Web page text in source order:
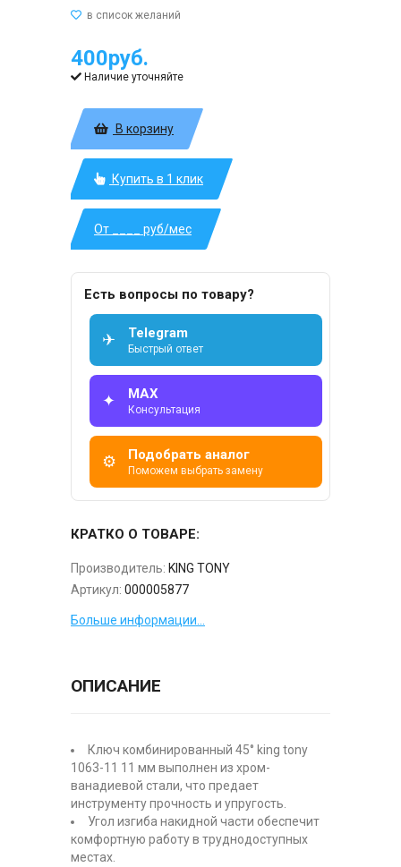
400руб.
Наличие уточняйте
В корзину
Купить в 1 клик
От ____ руб/мес
Есть вопросы по товару?
✈ Telegram
Быстрый ответ
✦ MAX
Консультация
⚙ Подобрать аналог
Поможем выбрать замену
КРАТКО О ТОВАРЕ:
Производитель: KING TONY
Артикул: 000005877
Больше информации...
ОПИСАНИЕ
Ключ комбинированный 45° king tony
1063-11 11 мм выполнен из хром-
ванадиевой стали, что предает
инструменту прочность и упругость.
Угол изгиба накидной части обеспечит
комфортную работу в труднодоступных
местах.